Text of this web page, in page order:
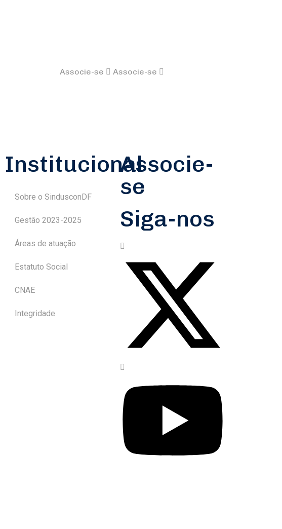
Associe-se Associe-se
Institucional
Sobre o SindusconDF
Gestão 2023-2025
Áreas de atuação
Estatuto Social
CNAE
Integridade
Associe-
se
Siga-nos